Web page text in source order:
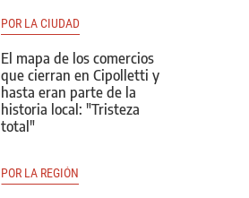
POR LA CIUDAD
El mapa de los comercios
que cierran en Cipolletti y
hasta eran parte de la
historia local: "Tristeza
total"
POR LA REGIÓN